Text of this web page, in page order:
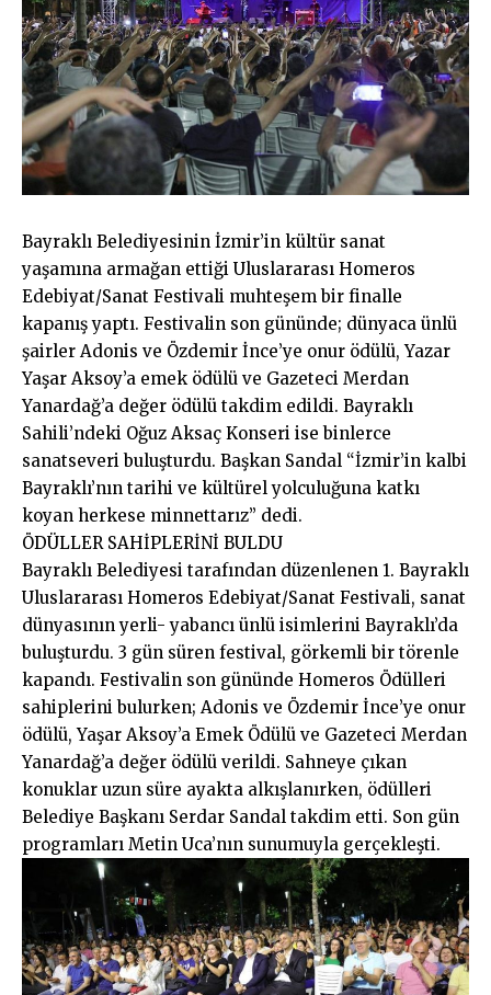
Bayraklı Belediyesinin İzmir’in kültür sanat
yaşamına armağan ettiği Uluslararası Homeros
Edebiyat/Sanat Festivali muhteşem bir finalle
kapanış yaptı. Festivalin son gününde; dünyaca ünlü
şairler Adonis ve Özdemir İnce’ye onur ödülü, Yazar
Yaşar Aksoy’a emek ödülü ve Gazeteci Merdan
Yanardağ’a değer ödülü takdim edildi. Bayraklı
Sahili’ndeki Oğuz Aksaç Konseri ise binlerce
sanatseveri buluşturdu. Başkan Sandal “İzmir’in kalbi
Bayraklı’nın tarihi ve kültürel yolculuğuna katkı
koyan herkese minnettarız” dedi.
ÖDÜLLER SAHİPLERİNİ BULDU
Bayraklı Belediyesi tarafından düzenlenen 1. Bayraklı
Uluslararası Homeros Edebiyat/Sanat Festivali, sanat
dünyasının yerli- yabancı ünlü isimlerini Bayraklı’da
buluşturdu. 3 gün süren festival, görkemli bir törenle
kapandı. Festivalin son gününde Homeros Ödülleri
sahiplerini bulurken; Adonis ve Özdemir İnce’ye onur
ödülü, Yaşar Aksoy’a Emek Ödülü ve Gazeteci Merdan
Yanardağ’a değer ödülü verildi. Sahneye çıkan
konuklar uzun süre ayakta alkışlanırken, ödülleri
Belediye Başkanı Serdar Sandal takdim etti. Son gün
programları Metin Uca’nın sunumuyla gerçekleşti.